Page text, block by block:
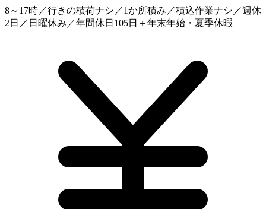
8～17時／行きの積荷ナシ／1か所積み／積込作業ナシ／週休
2日／日曜休み／年間休日105日＋年末年始・夏季休暇